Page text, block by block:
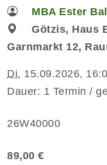
MBA Ester
Götzis, Haus
Garnmarkt 12,
Di. 15.09.2026,
Dauer: 1 Termin /
26W40000
89,00 €